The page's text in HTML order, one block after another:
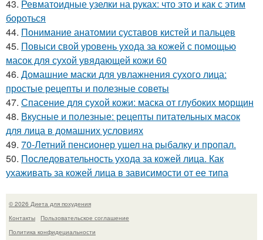
43. Ревматоидные узелки на руках: что это и как с этим
бороться
44. Понимание анатомии суставов кистей и пальцев
45. Повыси свой уровень ухода за кожей с помощью
масок для сухой увядающей кожи 60
46. Домашние маски для увлажнения сухого лица:
простые рецепты и полезные советы
47. Спасение для сухой кожи: маска от глубоких морщин
48. Вкусные и полезные: рецепты питательных масок
для лица в домашних условиях
49. 70-Летний пенсионер ушел на рыбалку и пропал.
50. Последовательность ухода за кожей лица. Как
ухаживать за кожей лица в зависимости от ее типа
© 2026 Диета для похудения
Контакты
Пользовательское соглашение
Политика конфидециальности